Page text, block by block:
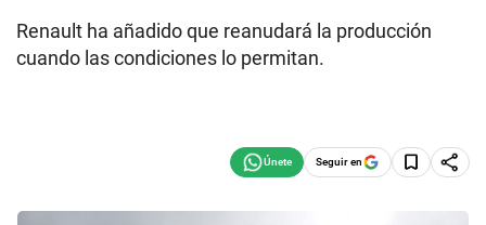
Renault ha añadido que reanudará la producción
cuando las condiciones lo permitan.
Seguir en